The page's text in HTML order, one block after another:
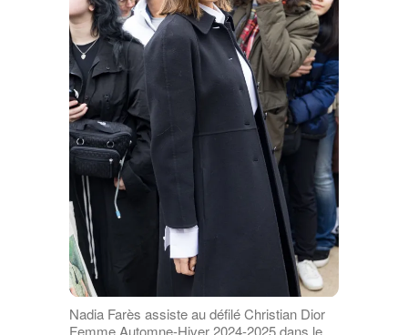
Nadia Farès assiste au défilé Christian Dior
Femme Automne-Hiver 2024-2025 dans le